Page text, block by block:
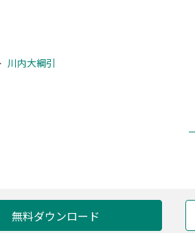
川内大綱引
無料ダウンロード